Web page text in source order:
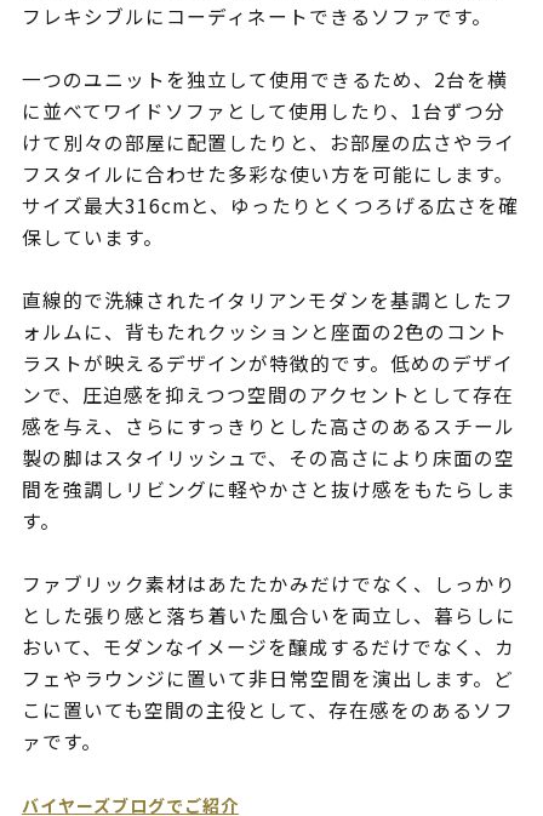
フレキシブルにコーディネートできるソファです。
一つのユニットを独立して使用できるため、2台を横
に並べてワイドソファとして使用したり、1台ずつ分
けて別々の部屋に配置したりと、お部屋の広さやライ
フスタイルに合わせた多彩な使い方を可能にします。
サイズ最大316cmと、ゆったりとくつろげる広さを確
保しています。
直線的で洗練されたイタリアンモダンを基調としたフ
ォルムに、背もたれクッションと座面の2色のコント
ラストが映えるデザインが特徴的です。低めのデザイ
ンで、圧迫感を抑えつつ空間のアクセントとして存在
感を与え、さらにすっきりとした高さのあるスチール
製の脚はスタイリッシュで、その高さにより床面の空
間を強調しリビングに軽やかさと抜け感をもたらしま
す。
ファブリック素材はあたたかみだけでなく、しっかり
とした張り感と落ち着いた風合いを両立し、暮らしに
おいて、モダンなイメージを醸成するだけでなく、カ
フェやラウンジに置いて非日常空間を演出します。ど
こに置いても空間の主役として、存在感をのあるソフ
ァです。
バイヤーズブログでご紹介